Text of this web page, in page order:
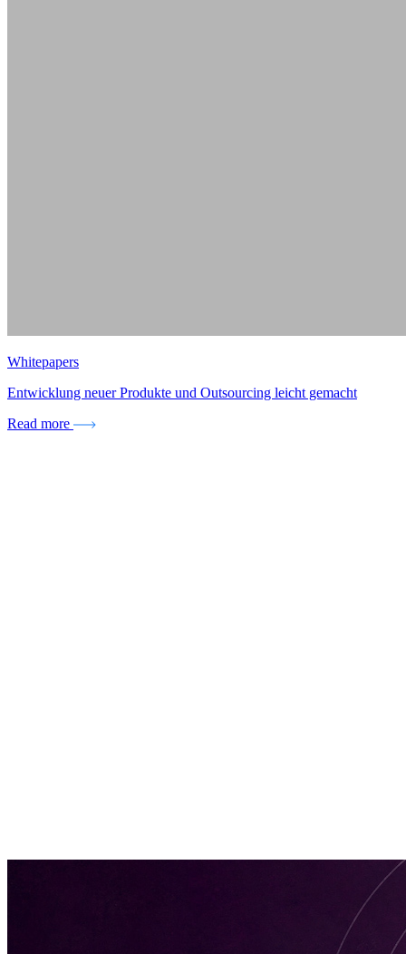
Whitepapers
Entwicklung neuer Produkte und Outsourcing leicht gemacht
Read more